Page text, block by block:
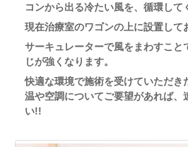
コンから出る冷たい風を、循環して
現在治療室のワゴンの上に設置して
サーキュレーターで風をまわすこと
じが強くなります。
快適な環境で施術を受けていただき
温や空調についてご要望があれば、
い!!